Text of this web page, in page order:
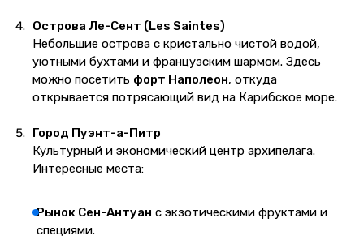
Острова Ле-Сент (Les Saintes)
Небольшие острова с кристально чистой водой,
уютными бухтами и французским шармом. Здесь
можно посетить форт Наполеон, откуда
открывается потрясающий вид на Карибское море.
Город Пуэнт-а-Питр
Культурный и экономический центр архипелага.
Интересные места:
Рынок Сен-Антуан с экзотическими фруктами и
специями.